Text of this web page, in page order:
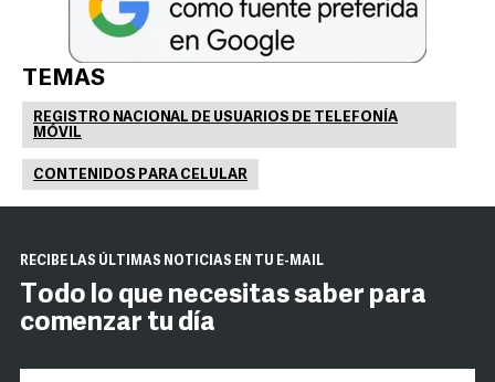
TEMAS
REGISTRO NACIONAL DE USUARIOS DE TELEFONÍA
MÓVIL
CONTENIDOS PARA CELULAR
RECIBE LAS ÚLTIMAS NOTICIAS EN TU E-MAIL
Todo lo que necesitas saber para
comenzar tu día